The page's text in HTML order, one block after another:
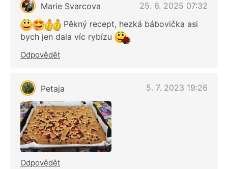
Marie Svarcova
25. 6. 2025 07:32
Pěkný recept, hezká bábovička asi
bych jen dala víc rybízu
Odpovědět
Petaja 5. 7. 2023 19:26
Odpovědět